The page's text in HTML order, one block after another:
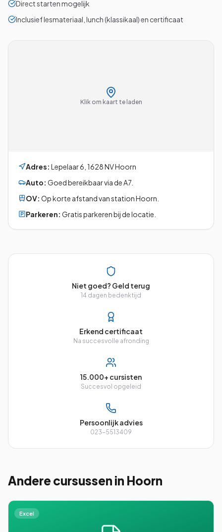
Direct starten mogelijk
Inclusief lesmateriaal, lunch (klassikaal) en certificaat
Klik om kaart te laden
Adres: Lepelaar 6 1628 NVHoorn
Auto: Goed bereikbaar via de A7.
OV: Op korte afstand van station Hoorn.
Parkeren: Gratis parkeren bij de locatie.
Niet goed? Geld terug
14 dagen bedenktijd
Erkend certificaat
Na succesvolle afronding
15.000+ cursisten
Succesvol opgeleid
Persoonlijk advies
023-5513409
Andere cursussen in Hoorn
Excel